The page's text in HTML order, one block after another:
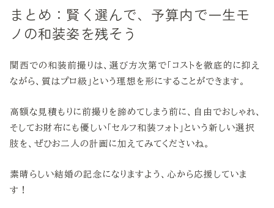
まとめ：賢く選んで、予算内で一生モ
ノの和装姿を残そう
関西での和装前撮りは、選び方次第で「コストを徹底的に抑え
ながら、質はプロ級」という理想を形にすることができます。
高額な見積もりに前撮りを諦めてしまう前に、自由でおしゃれ、
そしてお財布にも優しい「セルフ和装フォト」という新しい選択
肢を、ぜひお二人の計画に加えてみてくださいね。
素晴らしい結婚の記念になりますよう、心から応援していま
す！